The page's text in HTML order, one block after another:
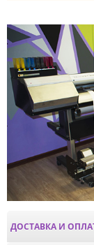
ДОСТАВКА И